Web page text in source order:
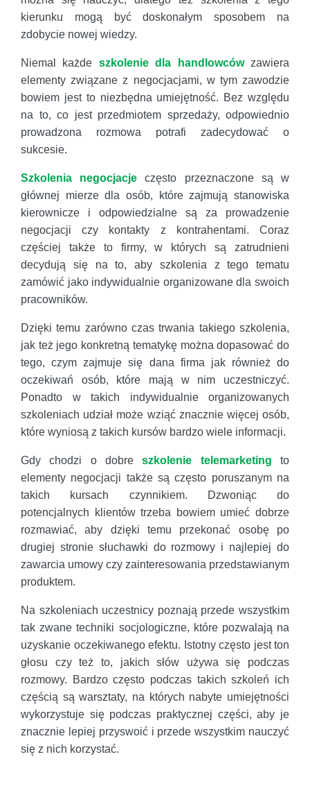
kierunku mogą być doskonałym sposobem na
zdobycie nowej wiedzy.
Niemal każde szkolenie dla handlowcówzawiera
elementy związane z negocjacjami, w tym zawodzie
bowiem jest to niezbędna umiejętność. Bez względu
na to, co jest przedmiotem sprzedaży, odpowiednio
prowadzona rozmowa potrafi zadecydować o
sukcesie.
Szkolenia negocjacje często przeznaczone są w
głównej mierze dla osób, które zajmują stanowiska
kierownicze i odpowiedzialne są za prowadzenie
negocjacji czy kontakty z kontrahentami. Coraz
częściej także to firmy, w których są zatrudnieni
decydują się na to, aby szkolenia z tego tematu
zamówić jako indywidualnie organizowane dla swoich
pracowników.
Dzięki temu zarówno czas trwania takiego szkolenia,
jak też jego konkretną tematykę można dopasować do
tego, czym zajmuje się dana firma jak również do
oczekiwań osób, które mają w nim uczestniczyć.
Ponadto w takich indywidualnie organizowanych
szkoleniach udział może wziąć znacznie więcej osób,
które wyniosą z takich kursów bardzo wiele informacji.
Gdy chodzi o dobreszkolenie telemarketing to
elementy negocjacji także są często poruszanym na
takich kursach czynnikiem. Dzwoniąc do
potencjalnych klientów trzeba bowiem umieć dobrze
rozmawiać, aby dzięki temu przekonać osobę po
drugiej stronie słuchawki do rozmowy i najlepiej do
zawarcia umowy czy zainteresowania przedstawianym
produktem.
Na szkoleniach uczestnicy poznają przede wszystkim
tak zwane techniki socjologiczne, które pozwalają na
uzyskanie oczekiwanego efektu. Istotny często jest ton
głosu czy też to, jakich słów używa się podczas
rozmowy. Bardzo często podczas takich szkoleń ich
częścią są warsztaty, na których nabyte umiejętności
wykorzystuje się podczas praktycznej części, aby je
znacznie lepiej przyswoić i przede wszystkim nauczyć
się z nich korzystać.